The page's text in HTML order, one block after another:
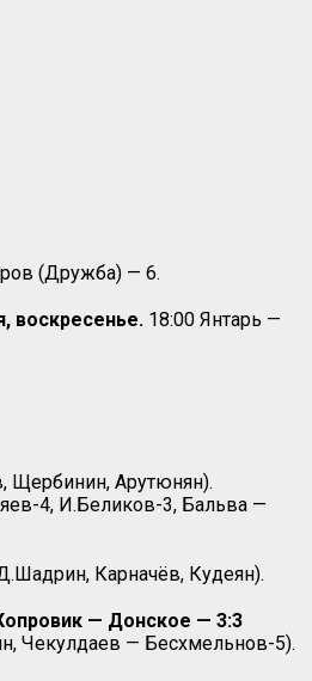
(Дружба) — 6.
воскресенье. 18:00 Янтарь —
Щербинин, Арутюнян).
4, И.Беликов-3, Бальва —
Карначёв, Кудеян).
— Донское — 3:3
Чекулдаев — Бесхмельнов-5).